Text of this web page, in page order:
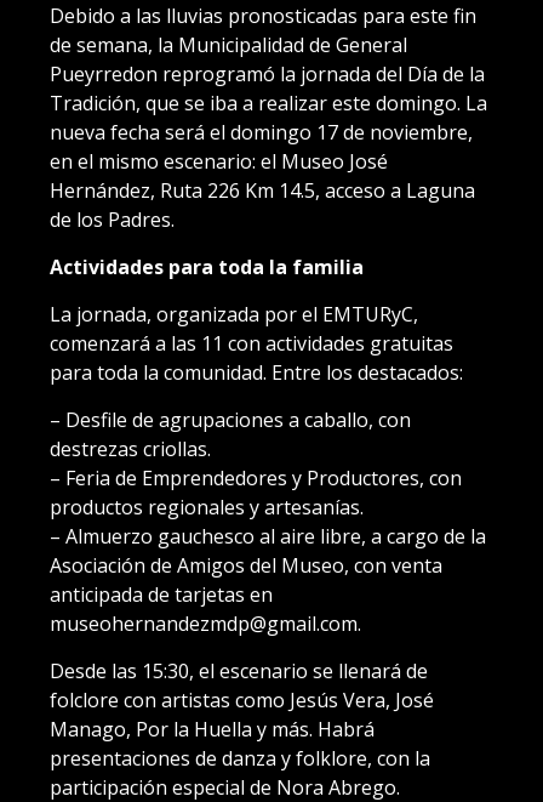
Debido a las lluvias pronosticadas para este fin
de semana, la Municipalidad de General
Pueyrredon reprogramó la jornada del Día de la
Tradición, que se iba a realizar este domingo. La
nueva fecha será el domingo 17 de noviembre,
en el mismo escenario: el Museo José
Hernández, Ruta 226 Km 14.5, acceso a Laguna
de los Padres.
Actividades para toda la familia
La jornada, organizada por el EMTURyC,
comenzará a las 11 con actividades gratuitas
para toda la comunidad. Entre los destacados:
– Desfile de agrupaciones a caballo, con
destrezas criollas.
– Feria de Emprendedores y Productores, con
productos regionales y artesanías.
– Almuerzo gauchesco al aire libre, a cargo de la
Asociación de Amigos del Museo, con venta
anticipada de tarjetas en
museohernandezmdp@gmail.com.
Desde las 15:30, el escenario se llenará de
folclore con artistas como Jesús Vera, José
Manago, Por la Huella y más. Habrá
presentaciones de danza y folklore, con la
participación especial de Nora Abrego.